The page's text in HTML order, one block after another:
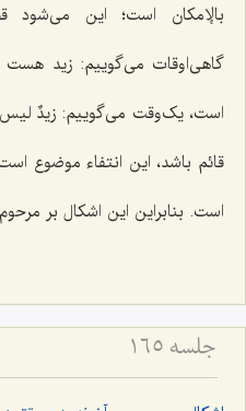
بالإمكان است؛ این مى‌شود
گاهى‌اوقات مى‌گوییم: زید هست
است، یک‌وقت مى‌گوییم: زیدٌ
قائم باشد، این انتفاء موضوع
است. بنابراین این اشكال بر
جلسه ۱۶۵